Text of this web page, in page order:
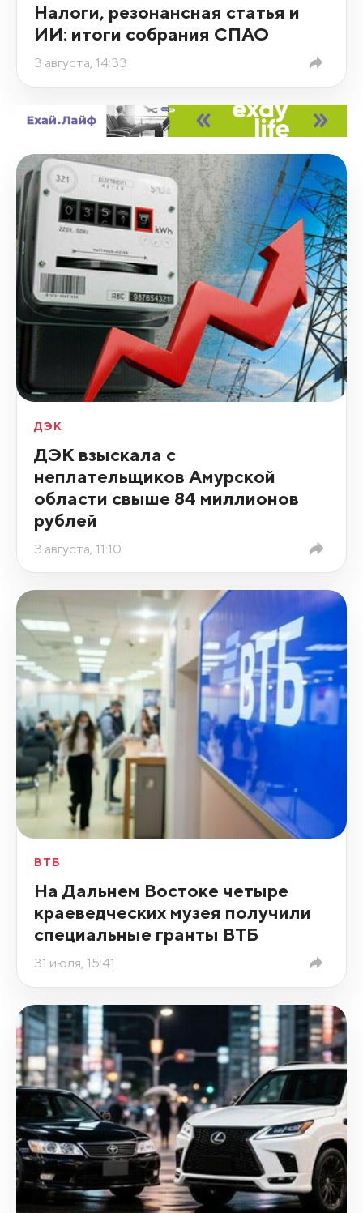
Налоги, резонансная статья и
ИИ: итоги собрания СПАО
3 августа, 14:33
ДЭК
ДЭК взыскала с
неплательщиков Амурской
области свыше 84 миллионов
рублей
3 августа, 11:10
ВТБ
На Дальнем Востоке четыре
краеведческих музея получили
специальные гранты ВТБ
31 июля, 15:41